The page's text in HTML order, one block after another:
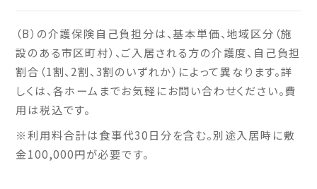
（B）の介護保険自己負担分は、基本単価、地域区分（施
設のある市区町村）、ご入居される方の介護度、自己負担
割合（1割、2割、3割のいずれか）によって異なります。詳
しくは、各ホームまでお気軽にお問い合わせください。費
用は税込です。
※利用料合計は食事代30日分を含む。別途入居時に敷
金100,000円が必要です。